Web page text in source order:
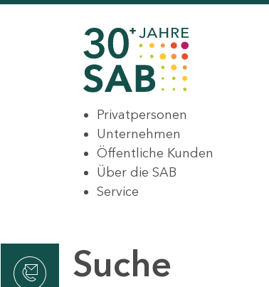
Privatpersonen
Unternehmen
Öffentliche Kunden
Über die SAB
Service
Suche